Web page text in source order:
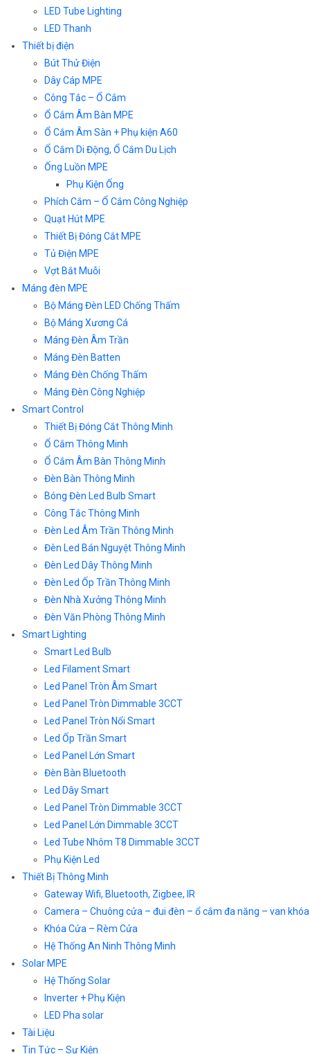
LED Tube Lighting
LED Thanh
Thiết bị điện
Bút Thử Điện
Dây Cáp MPE
Công Tắc – Ổ Cắm
Ổ Cắm Âm Bàn MPE
Ổ Cắm Âm Sàn + Phụ kiện A60
Ổ Cắm Di Động, Ổ Cắm Du Lịch
Ống Luồn MPE
Phụ Kiện Ống
Phích Cắm – Ổ Cắm Công Nghiệp
Quạt Hút MPE
Thiết Bị Đóng Cắt MPE
Tủ Điện MPE
Vợt Bắt Muỗi
Máng đèn MPE
Bộ Máng Đèn LED Chống Thấm
Bộ Máng Xương Cá
Máng Đèn Âm Trần
Máng Đèn Batten
Máng Đèn Chống Thấm
Máng Đèn Công Nghiệp
Smart Control
Thiết Bị Đóng Cắt Thông Minh
Ổ Cắm Thông Minh
Ổ Cắm Âm Bàn Thông Minh
Đèn Bàn Thông Minh
Bóng Đèn Led Bulb Smart
Công Tắc Thông Minh
Đèn Led Âm Trần Thông Minh
Đèn Led Bán Nguyệt Thông Minh
Đèn Led Dây Thông Minh
Đèn Led Ốp Trần Thông Minh
Đèn Nhà Xưởng Thông Minh
Đèn Văn Phòng Thông Minh
Smart Lighting
Smart Led Bulb
Led Filament Smart
Led Panel Tròn Âm Smart
Led Panel Tròn Dimmable 3CCT
Led Panel Tròn Nổi Smart
Led Ốp Trần Smart
Led Panel Lớn Smart
Đèn Bàn Bluetooth
Led Dây Smart
Led Panel Tròn Dimmable 3CCT
Led Panel Lớn Dimmable 3CCT
Led Tube Nhôm T8 Dimmable 3CCT
Phụ Kiện Led
Thiết Bị Thông Minh
Gateway Wifi, Bluetooth, Zigbee, IR
Camera – Chuông cửa – đui đèn – ổ cắm đa năng – van khóa
Khóa Cửa – Rèm Cửa
Hệ Thống An Ninh Thông Minh
Solar MPE
Hệ Thống Solar
Inverter + Phụ Kiện
LED Pha solar
Tài Liệu
Tin Tức – Sự Kiện